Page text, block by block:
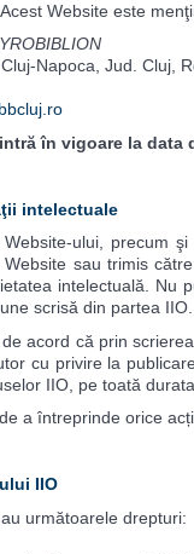
Website este
Napoca, Jud. Cluj,
în vigoare la data
intelectuale
ului, precum
sau trimis
intelectuală. Nu
scrisă din partea IIO.
acord că prin
cu privire la
IIO, pe toată
a întreprinde orice
IIO
următoarele drepturi: